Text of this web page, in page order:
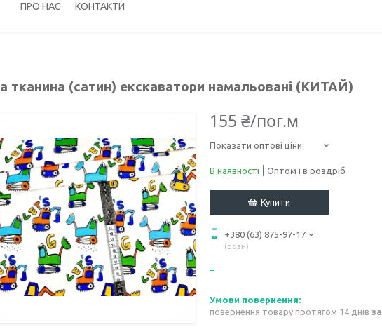
ПРО НАС КОНТАКТИ
тканина (сатин) екскаватори намальовані (КИТАЙ)
155 ₴/пог.м
Показати оптові ціни
В наявності Оптом і в роздріб
Купити
+380 (63) 875-97-17
розн
повернення товару протягом 14 днів